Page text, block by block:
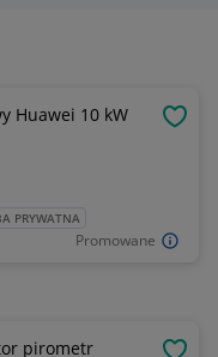
Promowane
Huawei 10 kW
PRYWATNA
pirometr